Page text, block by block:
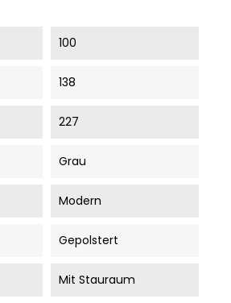
100
138
227
Grau
Modern
Gepolstert
Mit Stauraum